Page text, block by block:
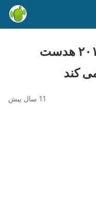
سونی در نیمه اول سال ۲۰۱۶ هدست
کند
11 سال پیش